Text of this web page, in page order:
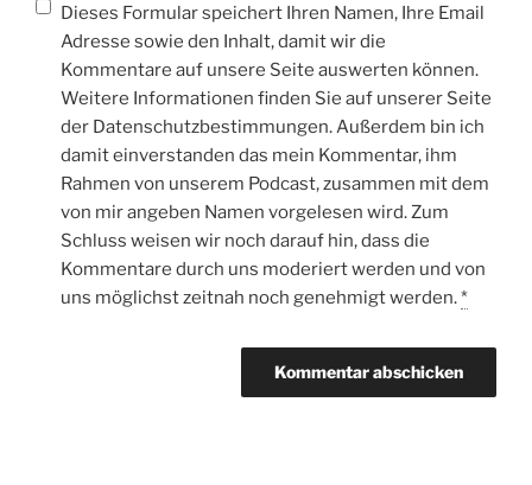
Dieses Formular speichert Ihren Namen, Ihre Email
Adresse sowie den Inhalt, damit wir die
Kommentare auf unsere Seite auswerten können.
Weitere Informationen finden Sie auf unserer Seite
der Datenschutzbestimmungen. Außerdem bin ich
damit einverstanden das mein Kommentar, ihm
Rahmen von unserem Podcast, zusammen mit dem
von mir angeben Namen vorgelesen wird. Zum
Schluss weisen wir noch darauf hin, dass die
Kommentare durch uns moderiert werden und von
uns möglichst zeitnah noch genehmigt werden.*